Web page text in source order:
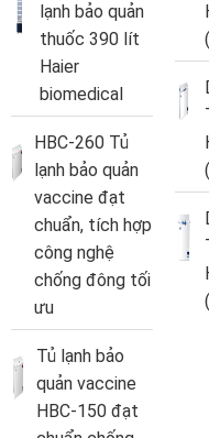
lạnh bảo quản
thuốc 390 lít
Haier
biomedical
HBC-260 Tủ
lạnh bảo quản
vaccine đạt
chuẩn, tích hợp
công nghệ
chống đông tối
ưu
Tủ lạnh bảo
quản vaccine
HBC-150 đạt